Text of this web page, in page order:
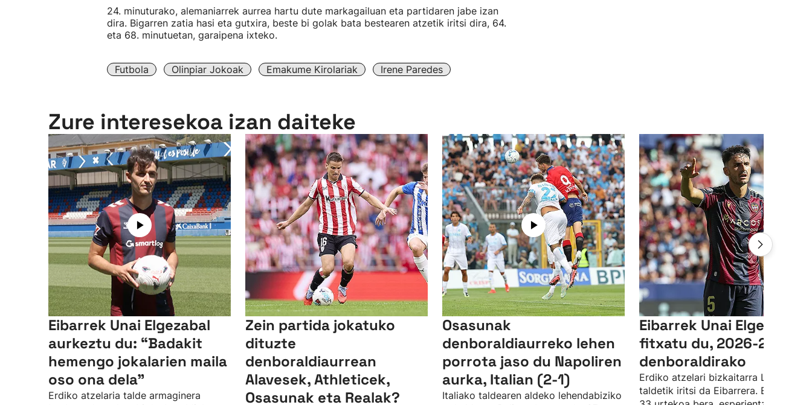
24. minuturako, alemaniarrek aurrea hartu dute markagailuan eta partidaren jabe izan
dira. Bigarren zatia hasi eta gutxira, beste bi golak bata bestearen atzetik iritsi dira, 64.
eta 68. minutuetan, garaipena ixteko.
Futbola Olinpiar Jokoak Emakume Kirolariak Irene Paredes
Zure interesekoa izan daiteke
Eibarrek Unai Elgezabal
aurkeztu du: “Badakit
hemengo jokalarien maila
oso ona dela”
Erdiko atzelaria talde armaginera
Zein partida jokatuko
dituzte
denboraldiaurrean
Alavesek, Athleticek,
Osasunak eta Realak?
Osasunak
denboraldiaurreko lehen
porrota jaso du Napoliren
aurka, Italian (2-1)
Italiako taldearen aldeko lehendabiziko
Eibarrek Unai Elgezabal
fitxatu du, 2026-2027
denboraldirako
Erdiko atzelari bizkaitarra Levante
taldetik iritsi da Eibarrera.